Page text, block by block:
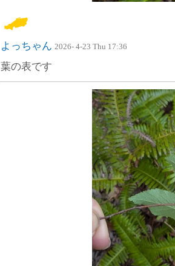
よっちゃん 2026- 4-23 Thu 17:36
葉の表です